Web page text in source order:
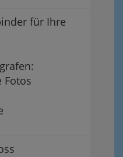
für Ihre
Fotos